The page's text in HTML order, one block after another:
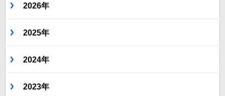
2026年
2025年
2024年
2023年